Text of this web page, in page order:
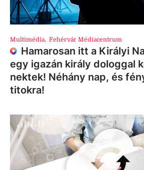
Multimédia, Fehérvár Médiacentrum
Hamarosan itt a Királyi
egy igazán király dologgal
nektek! Néhány nap, és
titokra!